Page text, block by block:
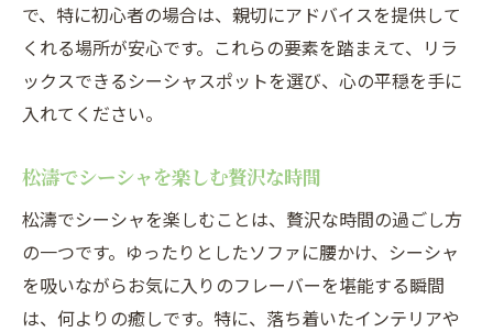
で、特に初心者の場合は、親切にアドバイスを提供して
くれる場所が安心です。これらの要素を踏まえて、リラ
ックスできるシーシャスポットを選び、心の平穏を手に
入れてください。
松濤でシーシャを楽しむ贅沢な時間
松濤でシーシャを楽しむことは、贅沢な時間の過ごし方
の一つです。ゆったりとしたソファに腰かけ、シーシャ
を吸いながらお気に入りのフレーバーを堪能する瞬間
は、何よりの癒しです。特に、落ち着いたインテリアや